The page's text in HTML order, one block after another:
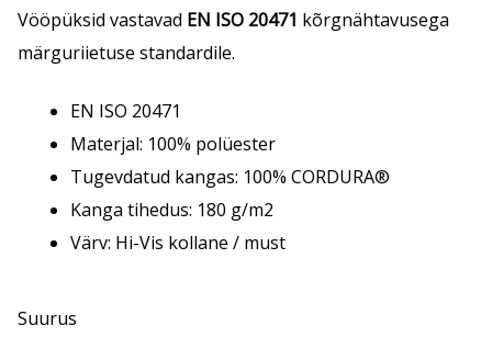
Vööpüksid vastavad EN ISO 20471 kõrgnähtavusega
märguriietuse standardile.
EN ISO 20471
Materjal: 100% polüester
Tugevdatud kangas: 100% CORDURA®
Kanga tihedus: 180 g/m2
Värv: Hi-Vis kollane / must
Suurus